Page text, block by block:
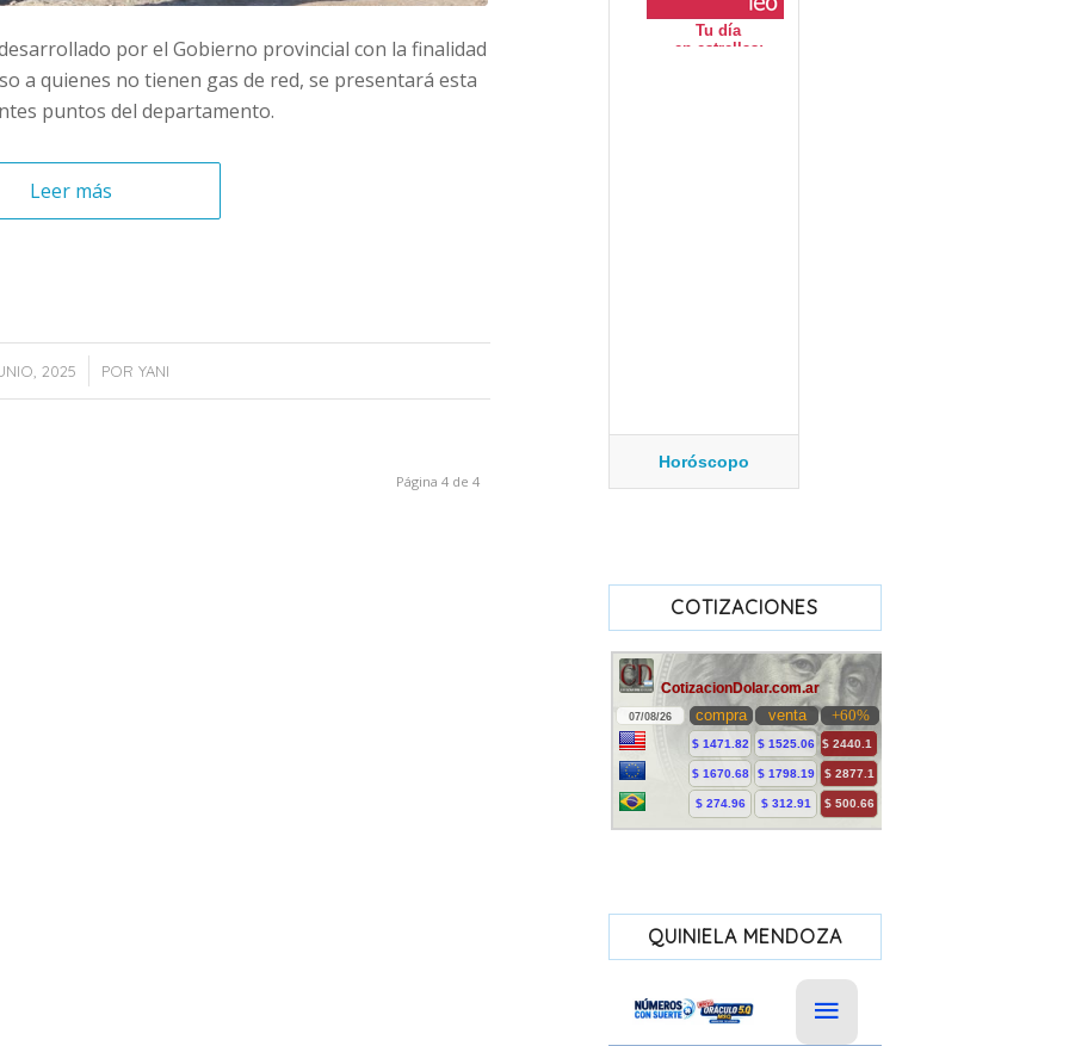
por el Gobierno provincial con la finalidad
a quienes no tienen gas de red, se presentará esta
puntos del departamento.
Leer más
2025
/ POR YANI
Página 4 de 4
Horóscopo
COTIZACIONES
QUINIELA MENDOZA